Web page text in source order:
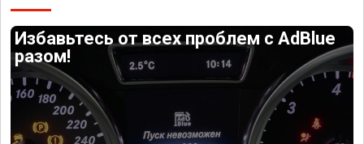
Избавьтесь от всех проблем с AdBlue
разом!